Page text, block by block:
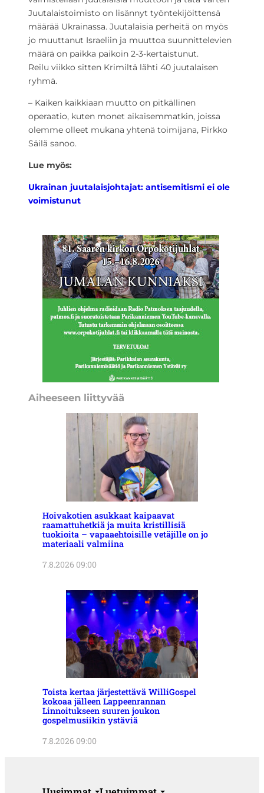
Juutalaistoimisto on lisännyt työntekijöittensä
määrää Ukrainassa. Juutalaisia perheitä on myös
jo muuttanut Israeliin ja muuttoa suunnittelevien
määrä on paikka paikoin 2-3-kertaistunut.
Reilu viikko sitten Krimiltä lähti 40 juutalaisen
ryhmä.
– Kaiken kaikkiaan muutto on pitkällinen
operaatio, kuten monet aikaisemmatkin, joissa
olemme olleet mukana yhtenä toimijana, Pirkko
Säilä sanoo.
Lue myös:
Ukrainan juutalaisjohtajat: antisemitismi ei ole
voimistunut
Aiheeseen liittyvää
Hoivakotien asukkaat kaipaavat
raamattuhetkiä ja muita kristillisiä
tuokioita – vapaaehtoisille vetäjille on jo
materiaali valmiina
7.8.2026 09:00
Toista kertaa järjestettävä WilliGospel
kokoaa jälleen Lappeenrannan
Linnoitukseen suuren joukon
gospelmusiikin ystäviä
7.8.2026 09:00